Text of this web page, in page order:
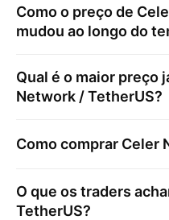
Como o preço de
mudou ao longo do
Qual é o maior preço
Network / TetherUS?
Como comprar Celer
O que os traders
TetherUS?